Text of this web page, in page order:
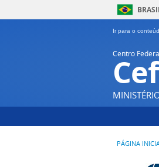
Ir para o
Centro
PÁGINA